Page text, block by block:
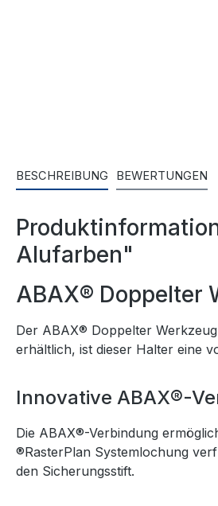
BESCHREIBUNG BEWERTUNGEN
Alufarben"
ABAX® Doppelter
Der ABAX® Doppelter
erhältlich, ist dieser Halter eine
Innovative ABAX®-
Die ABAX®-Verbindung
®RasterPlan Systemlochung
den Sicherungsstift.